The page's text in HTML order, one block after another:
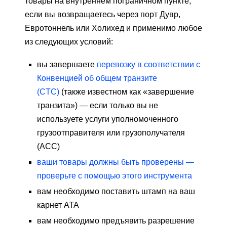
если вы возвращаетесь через порт Дувр,
Евротоннель или Холихед и применимо любое
из следующих условий:
вы завершаете перевозку в соответствии с
Конвенцией об общем транзите
(CTC) (также известном как «завершение
транзита») — если только вы не
используете услуги уполномоченного
грузоотправителя или грузополучателя
(ACC)
ваши товары должны быть проверены —
проверьте с помощью этого инструмента
вам необходимо поставить штамп на ваш
карнет АТА
вам необходимо предъявить разрешение